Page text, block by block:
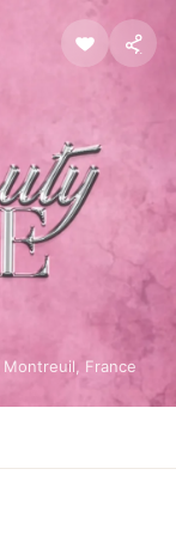
Montreuil, France